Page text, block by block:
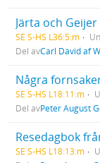
SE S-HS L36:5:m
Del avCarl David af
Några
SE S-HS L18:11:m
Del avPeter August
Resedagbok
SE S-HS L18:13:m